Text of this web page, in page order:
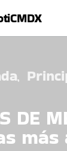
DE
más